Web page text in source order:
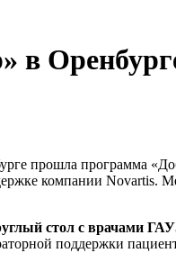
в
прошла программа
компании Novartis.
стол с врачами
поддержки